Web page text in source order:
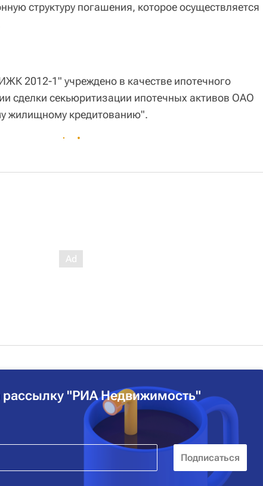
структуру погашения, которое осуществляется
2012-1" учреждено в качестве ипотечного
сделки секьюритизации ипотечных активов ОАО
жилищному кредитованию".
"РИА Недвижимость"